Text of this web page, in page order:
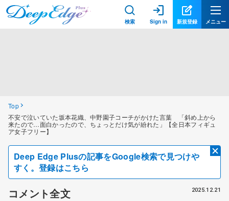
検索 Sign in 新規登録 メニュー
Top
不安で泣いていた坂本花織、中野園子コーチがかけた言葉 「斜め上から
来たので…面白かったので、ちょっとだけ気が紛れた」【全日本フィギュ
ア女子フリー】
Deep Edge Plusの記事をGoogle検索で見つけや
すく。登録はこちら
コメント全文 2025.12.21